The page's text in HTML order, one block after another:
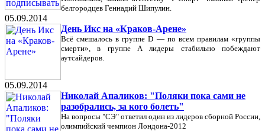
белгородцев Геннадий Шипулин.
05.09.2014
День Икс на «Краков-Арене»
Всё смешалось в группе D — по всем правилам «группы
смерти», в группе А лидеры стабильно побеждают
аутсайдеров.
05.09.2014
Николай Апаликов: "Поляки пока сами не
разобрались, за кого болеть"
На вопросы "СЭ" ответил один из лидеров сборной России,
олимпийский чемпион Лондона-2012